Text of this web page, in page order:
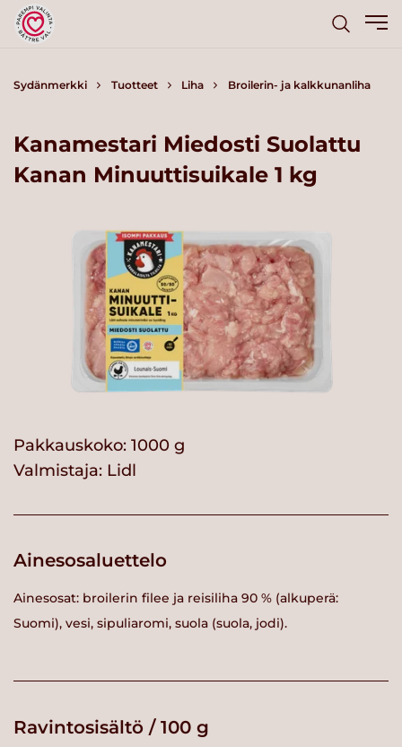
Sydänmerkki Tuotteet Liha Broilerin- ja kalkkunanliha
Kanamestari Miedosti Suolattu
Kanan Minuuttisuikale 1 kg
Pakkauskoko: 1000 g
Valmistaja: Lidl
Ainesosaluettelo
Ainesosat: broilerin filee ja reisiliha 90 % (alkuperä:
Suomi), vesi, sipuliaromi, suola (suola, jodi).
Ravintosisältö / 100 g